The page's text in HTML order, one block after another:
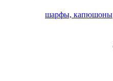
шарфы, капюшоны